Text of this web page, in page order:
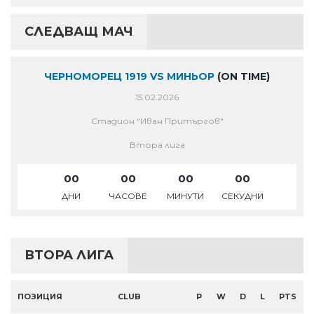
СЛЕДВАЩ МАЧ
ЧЕРНОМОРЕЦ 1919 VS МИНЬОР (ON TIME)
15.02.2026
Стадион "Иван Притъргов"
Втора лига
00
ДНИ
00
ЧАСОВЕ
00
МИНУТИ
00
СЕКУДНИ
ВТОРА ЛИГА
ПОЗИЦИЯ CLUB P W D L PTS